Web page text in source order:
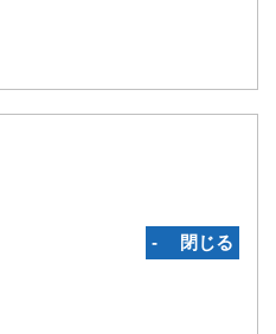
‐ 閉じる